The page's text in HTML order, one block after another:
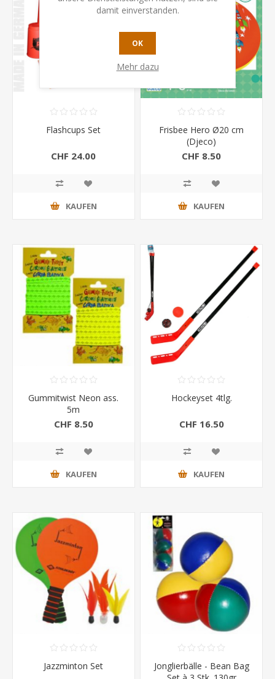
Flashcups Set
CHF 24.00
KAUFEN
Frisbee Hero Ø20 cm
(Djeco)
CHF 8.50
KAUFEN
Gummitwist Neon ass.
5m
CHF 8.50
KAUFEN
Hockeyset 4tlg.
CHF 16.50
KAUFEN
Jazzminton Set
Jonglierbälle - Bean Bag
damit einverstanden.
OK
Mehr dazu